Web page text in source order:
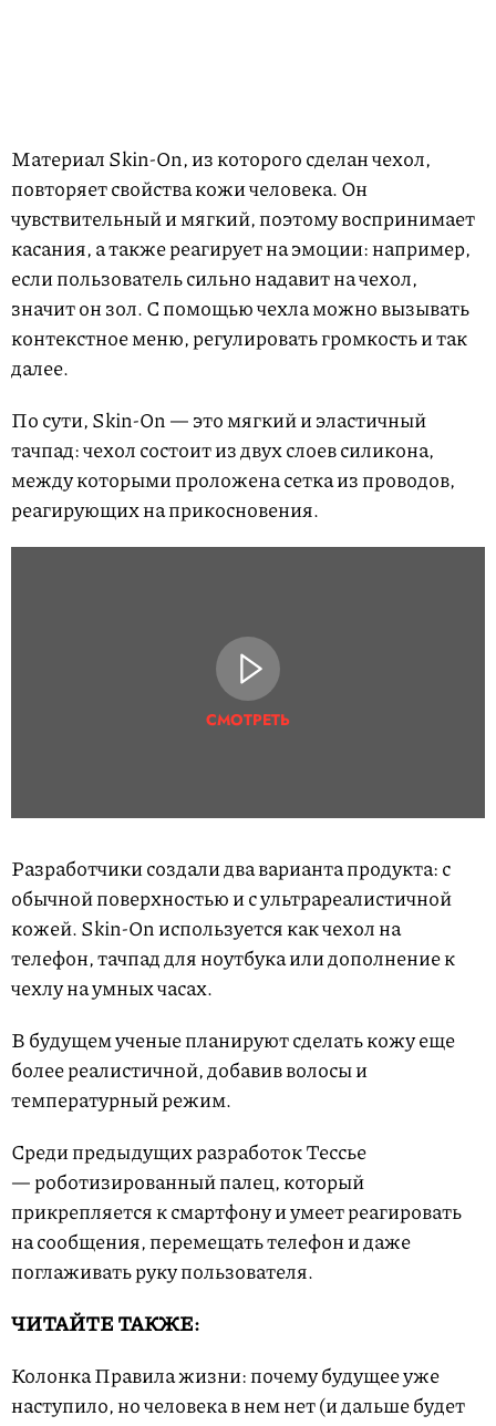
Материал Skin-On, из которого сделан чехол,
повторяет свойства кожи человека. Он
чувствительный и мягкий, поэтому воспринимает
касания, а также реагирует на эмоции: например,
если пользователь сильно надавит на чехол,
значит он зол. С помощью чехла можно вызывать
контекстное меню, регулировать громкость и так
далее.
По сути, Skin-On — это мягкий и эластичный
тачпад: чехол состоит из двух слоев силикона,
между которыми проложена сетка из проводов,
реагирующих на прикосновения.
СМОТРЕТЬ
Разработчики создали два варианта продукта: с
обычной поверхностью и с ультрареалистичной
кожей. Skin-On используется как чехол на
телефон, тачпад для ноутбука или дополнение к
чехлу на умных часах.
В будущем ученые планируют сделать кожу еще
более реалистичной, добавив волосы и
температурный режим.
Среди предыдущих разработок Тессье
— роботизированный палец, который
прикрепляется к смартфону и умеет реагировать
на сообщения, перемещать телефон и даже
поглаживать руку пользователя.
ЧИТАЙТЕ ТАКЖЕ:
Колонка Правила жизни: почему будущее уже
наступило, но человека в нем нет (и дальше будет